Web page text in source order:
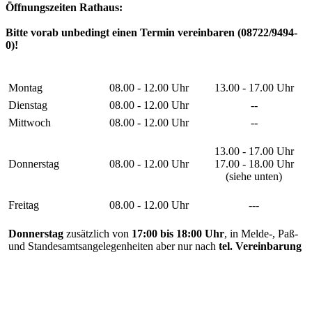
Öffnungszeiten Rathaus:
Bitte vorab unbedingt einen Termin vereinbaren (08722/9494-
0)!
Montag 08.00 - 12.00 Uhr
13.00 - 17.00 Uhr
Dienstag
08.00 - 12.00 Uhr
--
Mittwoch
08.00 - 12.00 Uhr --
Donnerstag 08.00 - 12.00 Uhr
13.00 - 17.00 Uhr
17.00 - 18.00 Uhr
(siehe unten)
Freitag 08.00 - 12.00 Uhr ---
Donnerstag zusätzlich von 17:00 bis 18:00 Uhr, in Melde-, Paß-
und Standesamtsangelegenheiten aber nur nach tel. Vereinbarung